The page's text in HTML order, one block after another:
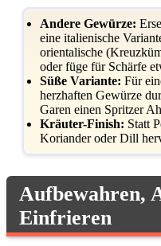
Andere Gewürze:
eine italienische
orientalische
oder füge für Schärfe
Süße Variante: Für
herzhaften Gewürze
Garen einen Spritzer
Kräuter-Finish: Statt
Koriander oder Dill
Aufbewahren,
Einfrieren